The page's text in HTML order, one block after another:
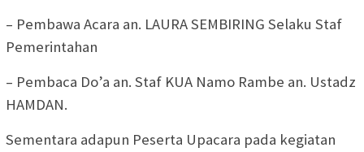
– Pembawa Acara an. LAURA SEMBIRING Selaku Staf
Pemerintahan
– Pembaca Do’a an. Staf KUA Namo Rambe an. Ustadz
HAMDAN.
Sementara adapun Peserta Upacara pada kegiatan